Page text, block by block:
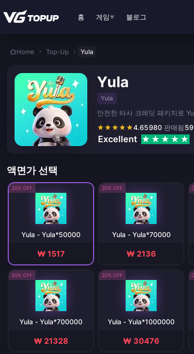
홈 게임 ▼ 블로그
Home Top-Up Yula
Yula
Yula
안전한 타사 크레딧 패키지로
★★★★★4.65980 판매됨
Excellent
액면가 선택
20% OFF
Yula - Yula*50000
₩ 1517
20% OFF
Yula - Yula*70000
₩ 2136
20% OFF
Yula - Yula*700000
₩ 21328
20% OFF
Yula - Yula*1000000
₩ 30476